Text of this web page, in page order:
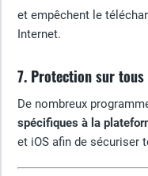
et empêchent le
Internet.
7. Protection sur
De nombreux
spécifiques à la
et iOS afin de sécuriser